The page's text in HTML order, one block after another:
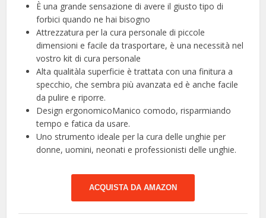
È una grande sensazione di avere il giusto tipo di
forbici quando ne hai bisogno
Attrezzatura per la cura personale di piccole
dimensioni e facile da trasportare, è una necessità nel
vostro kit di cura personale
Alta qualitàla superficie è trattata con una finitura a
specchio, che sembra più avanzata ed è anche facile
da pulire e riporre.
Design ergonomicoManico comodo, risparmiando
tempo e fatica da usare.
Uno strumento ideale per la cura delle unghie per
donne, uomini, neonati e professionisti delle unghie.
ACQUISTA DA AMAZON